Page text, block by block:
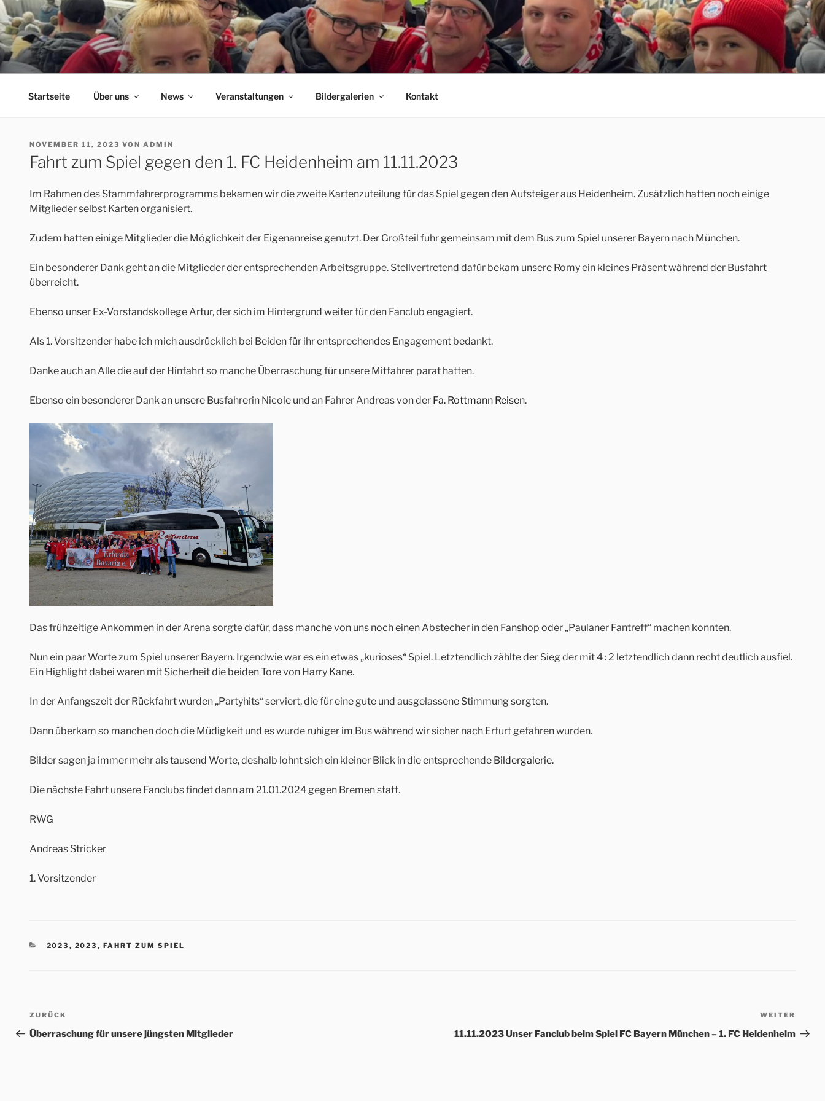
Zum
Inhalt
springen
ERFORDIA BAVARIA E.V.
Herzlich Willkommen auf der Homepage des Erfurter FC Bayern München Fanclubs Erfordia Bavaria e.V.
Startseite Über uns News Veranstaltungen Bildergalerien Kontakt
VERÖFFENTLICHT
AM
NOVEMBER 11, 2023 VON ADMIN
Fahrt zum Spiel gegen den 1. FC Heidenheim am 11.11.2023
Im Rahmen des Stammfahrerprogramms bekamen wir die zweite Kartenzuteilung für das Spiel gegen den Aufsteiger aus Heidenheim. Zusätzlich hatten noch einige
Mitglieder selbst Karten organisiert.
Zudem hatten einige Mitglieder die Möglichkeit der Eigenanreise genutzt. Der Großteil fuhr gemeinsam mit dem Bus zum Spiel unserer Bayern nach München.
Ein besonderer Dank geht an die Mitglieder der entsprechenden Arbeitsgruppe. Stellvertretend dafür bekam unsere Romy ein kleines Präsent während der Busfahrt
überreicht.
Ebenso unser Ex-Vorstandskollege Artur, der sich im Hintergrund weiter für den Fanclub engagiert.
Als 1. Vorsitzender habe ich mich ausdrücklich bei Beiden für ihr entsprechendes Engagement bedankt.
Danke auch an Alle die auf der Hinfahrt so manche Überraschung für unsere Mitfahrer parat hatten.
Ebenso ein besonderer Dank an unsere Busfahrerin Nicole und an Fahrer Andreas von der Fa. Rottmann Reisen.
Das frühzeitige Ankommen in der Arena sorgte dafür, dass manche von uns noch einen Abstecher in den Fanshop oder „Paulaner Fantreff“ machen konnten.
Nun ein paar Worte zum Spiel unserer Bayern. Irgendwie war es ein etwas „kurioses“ Spiel. Letztendlich zählte der Sieg der mit 4 : 2 letztendlich dann recht deutlich ausfiel.
Ein Highlight dabei waren mit Sicherheit die beiden Tore von Harry Kane.
In der Anfangszeit der Rückfahrt wurden „Partyhits“ serviert, die für eine gute und ausgelassene Stimmung sorgten.
Dann überkam so manchen doch die Müdigkeit und es wurde ruhiger im Bus während wir sicher nach Erfurt gefahren wurden.
Bilder sagen ja immer mehr als tausend Worte, deshalb lohnt sich ein kleiner Blick in die entsprechende Bildergalerie.
Die nächste Fahrt unsere Fanclubs findet dann am 21.01.2024 gegen Bremen statt.
RWG
Andreas Stricker
1. Vorsitzender
KATEGORIEN
2023 , 2023 , FAHRT ZUM SPIEL
Beitrags-
Navigation
Vorheriger
Beitrag
ZURÜCK
Überraschung für unsere jüngsten Mitglieder
WEITER
11.11.2023 Unser Fanclub beim Spiel FC Bayern München – 1. FC Heidenheim